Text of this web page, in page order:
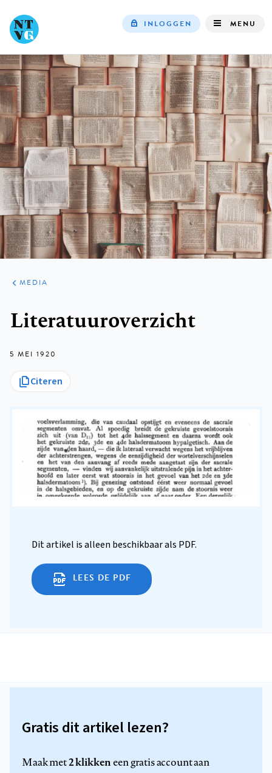
navigation
INLOGGEN MENU
ARTIKELEN
VARIA
MEDIA
Literatuuroverzicht
5 MEI 1920
Citeren
Dit artikel is alleen beschikbaar als PDF.
LEES DE PDF
Gratis dit artikel lezen?
Maak met2 klikkeneen gratis account aan